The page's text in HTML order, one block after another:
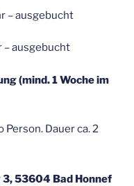
– ausgebucht
– ausgebucht
(mind. 1 Woche im
Dauer ca. 2
53604 Bad Honnef